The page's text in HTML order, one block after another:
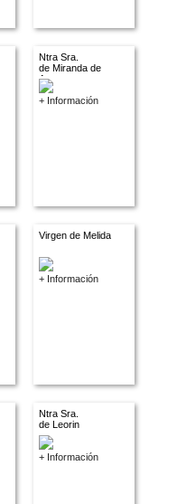
Ntra Sra.
de Miranda de
Arga
+ Información
Virgen de Melida
+ Información
Ntra Sra.
de Leorin
+ Información